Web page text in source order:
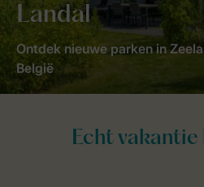
Landal
Ontdek nieuwe parken in
België